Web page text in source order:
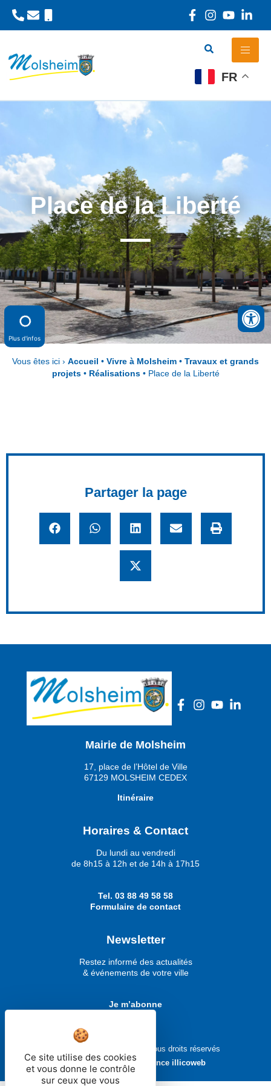
FR
Place de la Liberté
Vous êtes ici › Accueil • Vivre à Molsheim • Travaux et grands
projets• Réalisations• Place de la Liberté
Partager la page
Mairie de Molsheim
17, place de l’Hôtel de Ville
67129 MOLSHEIM CEDEX
Itinéraire
Horaires & Contact
Du lundi au vendredi
de 8h15 à 12h et de 14h à 17h15
Tel. 03 88 49 58 58
Formulaire de contact
Newsletter
Restez informé des actualités
& événements de votre ville
Je m’abonne
Ville de Molsheim © 2026 - Tous droits réservés
Réalisé avec ❤ par
l'agence illicoweb
Plus d'infos
Panneau de gestion des cookies
Ce site utilise des cookies
et vous donne le contrôle
sur ceux que vous